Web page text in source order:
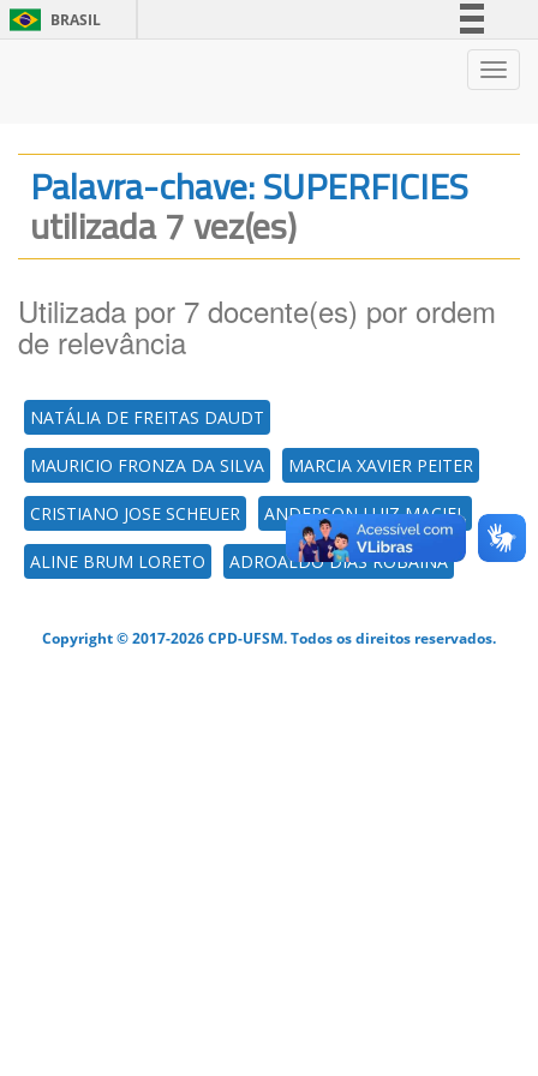
BRASIL
Legislação
Palavra-chave: SUPERFICIES
utilizada 7 vez(es)
Utilizada por 7 docente(es) por ordem
de relevância
NATÁLIA DE FREITAS DAUDT
MAURICIO FRONZA DA SILVA MARCIA XAVIER PEITER
CRISTIANO JOSE SCHEUER ANDERSON LUIZ MACIEL
ALINE BRUM LORETO ADROALDO DIAS ROBAINA
Copyright © 2017-2026 CPD-UFSM. Todos os direitos reservados.